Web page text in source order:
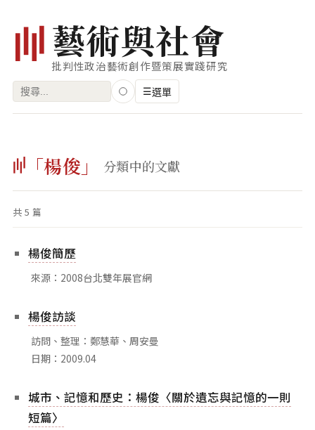
藝術與社會
批判性政治藝術創作暨策展實踐研究
搜
字:
☰選單
藝術家
創作類型
專題
索引
關鍵字
相關網站
關於
團隊成員
出版品
「楊俊」 分類中的文獻
共 5 篇
楊俊簡歷
來源：2008台北雙年展官網
楊俊訪談
訪問、整理：鄭慧華、周安曼
日期：2009.04
城市、記憶和歷史：楊俊〈關於遺忘與記憶的一則
短篇〉